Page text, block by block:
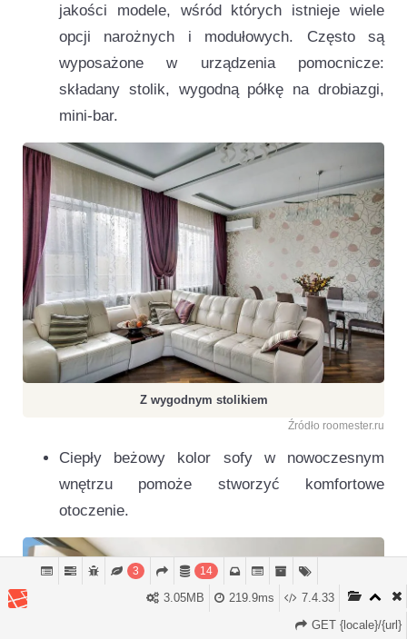
jakości modele, wśród których istnieje wiele
opcji narożnych i modułowych. Często są
wyposażone w urządzenia pomocnicze:
składany stolik, wygodną półkę na drobiazgi,
mini-bar.
Z wygodnym stolikiem
Źródło roomester.ru
Ciepły beżowy kolor sofy w nowoczesnym
wnętrzu pomoże stworzyć komfortowe
otoczenie.
3 14
7.4.33
219.9ms
3.05MB
GET {locale}/{url}